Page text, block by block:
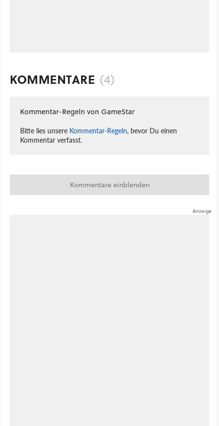
KOMMENTARE (4)
Kommentar-Regeln von GameStar
Bitte lies unsere Kommentar-Regeln, bevor Du einen
Kommentar verfasst.
Kommentare einblenden